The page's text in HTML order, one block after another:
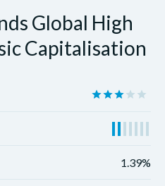
Global High
Capitalisation
1.39%